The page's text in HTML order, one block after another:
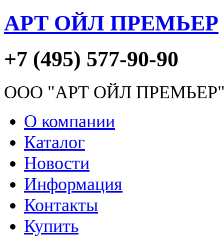
АРТ ОЙЛ ПРЕМЬЕР
+7 (495) 577-90-90
ООО "АРТ ОЙЛ
О компании
Каталог
Новости
Информация
Контакты
Купить